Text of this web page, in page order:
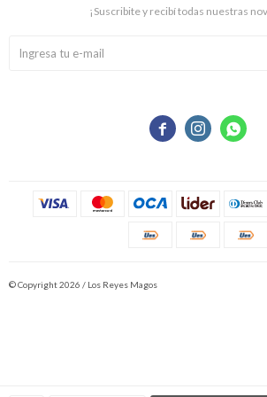
  
¡Suscribite y recibí todas nuestras
© Copyright 2026 / Los Reyes Magos